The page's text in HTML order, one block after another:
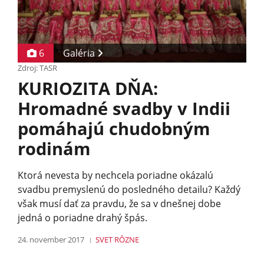
6 Galéria
Zdroj: TASR
KURIOZITA DŇA:
Hromadné svadby v Indii
pomáhajú chudobným
rodinám
Ktorá nevesta by nechcela poriadne okázalú
svadbu premyslenú do posledného detailu? Každý
však musí dať za pravdu, že sa v dnešnej dobe
jedná o poriadne drahý špás.
24. november 2017 SVET RÔZNE